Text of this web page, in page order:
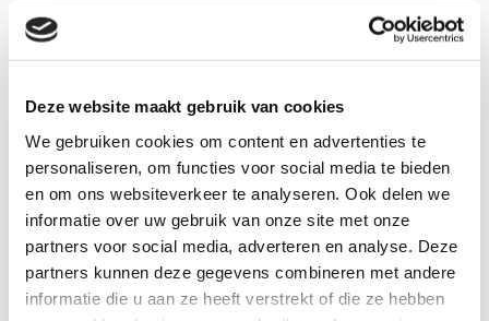
Deze website maakt gebruik van cookies
We gebruiken cookies om content en advertenties te
personaliseren, om functies voor social media te bieden
en om ons websiteverkeer te analyseren. Ook delen we
informatie over uw gebruik van onze site met onze
partners voor social media, adverteren en analyse. Deze
partners kunnen deze gegevens combineren met andere
informatie die u aan ze heeft verstrekt of die ze hebben
In 2019 zijn we begonnen met een groep
toezegde en daarmee de financiële basis
creëerde voor onze nog steeds jonge stichting.
We zien hen als onze investeerders en houden
hen, voor zover gewenst, graag nauw
betrokken bij onze voortgang en events. We
kunnen ook zeggen dat het een geweldige
groep van mensen bij elkaar is, en de avonden
energiek en motiverend zijn. En uiteraard